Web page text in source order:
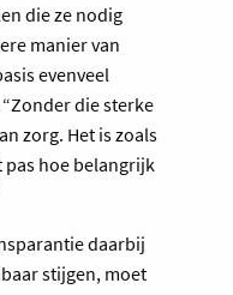
die ze nodig
manier van
evenveel
die sterke
zorg. Het is zoals
hoe belangrijk
daarbij
stijgen, moet